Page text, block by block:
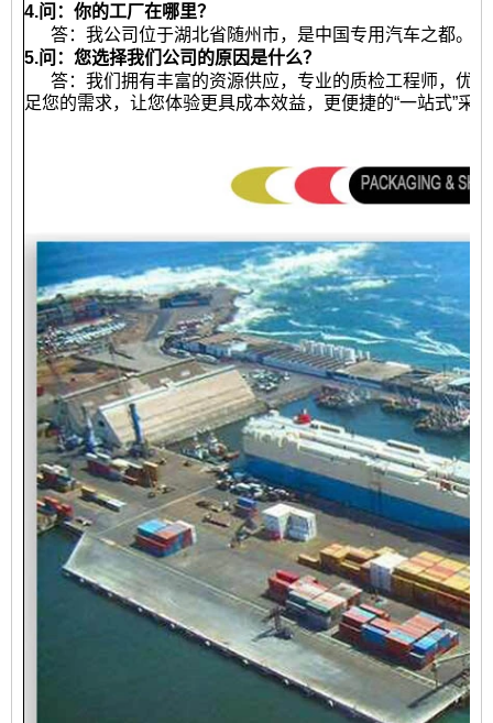
4.问：你的工厂在哪里？
答：我公司位于湖北省随州市，是中国专用汽车之都。
5.问：您选择我们公司的原因是什么？
答：我们拥有丰富的资源供应，专业的质检工程师，优
足您的需求，让您体验更具成本效益，更便捷的“一站式”采